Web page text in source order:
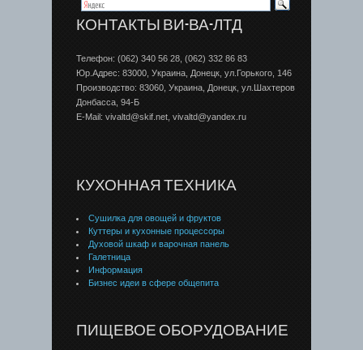
КОНТАКТЫ ВИ-ВА-ЛТД
Телефон: (062) 340 56 28, (062) 332 86 83
Юр.Адрес: 83000, Украина, Донецк, ул.Горького, 146
Производство: 83060, Украина, Донецк, ул.Шахтеров
Донбаcса, 94-Б
E-Mail: vivaltd@skif.net, vivaltd@yandex.ru
КУХОННАЯ ТЕХНИКА
Сушилка для овощей и фруктов
Куттеры и кухонные процессоры
Духовой шкаф и варочная панель
Галетница
Информация
Бизнес идеи в сфере общепита
ПИЩЕВОЕ ОБОРУДОВАНИЕ